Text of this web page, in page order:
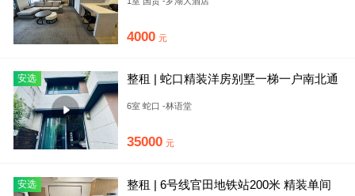
4000 元
安选
整租 | 蛇口精装洋房别墅一梯一户南北通
6室 蛇口 -林语堂
35000 元
安选
整租 | 6号线官田地铁站200米 精装单间